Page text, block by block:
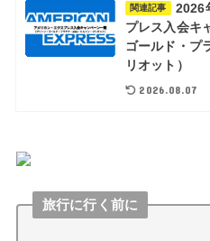
関連記事
2026
プレス入会キ
ゴールド・プ
リオット）
2026.08.07
旅行に行く前に